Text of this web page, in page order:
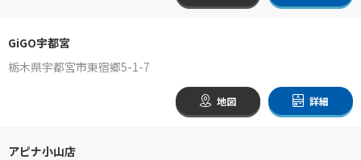
GiGO宇都宮
栃木県宇都宮市東宿郷5-1-7
地図 詳細
アピナ小山店